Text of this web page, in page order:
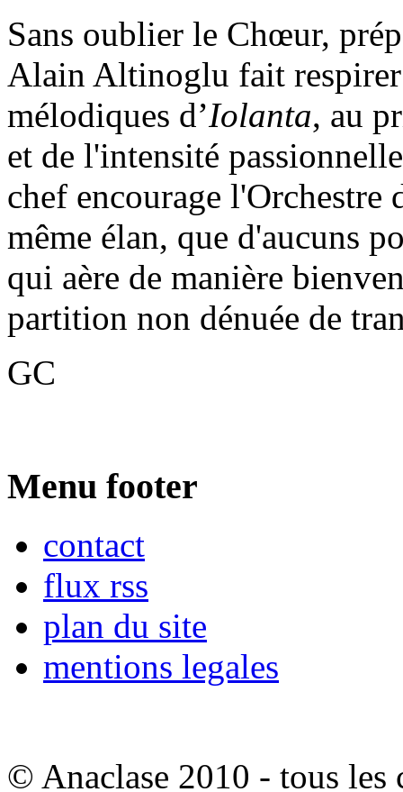
Sans oublier le Chœur,
Alain Altinoglu fait respirer
mélodiques d’Iolanta, au
et de l'intensité
chef encourage l'Orchestre
même élan, que d'aucuns
qui aère de manière
partition non dénuée de
GC
Menu footer
contact
flux rss
plan du site
mentions legales
© Anaclase 2010 - tous les